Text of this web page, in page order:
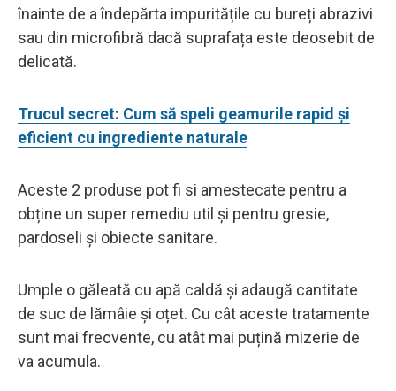
înainte de a îndepărta impuritățile cu bureți abrazivi
sau din microfibră dacă suprafața este deosebit de
delicată.
Trucul secret: Cum să speli geamurile rapid și
eficient cu ingrediente naturale
Aceste 2 produse pot fi si amestecate pentru a
obține un super remediu util și pentru gresie,
pardoseli și obiecte sanitare.
Umple o găleată cu apă caldă și adaugă cantitate
de suc de lămâie și oțet. Cu cât aceste tratamente
sunt mai frecvente, cu atât mai puțină mizerie de
va acumula.